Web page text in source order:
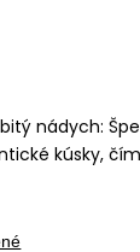
nádych:
kúsky,